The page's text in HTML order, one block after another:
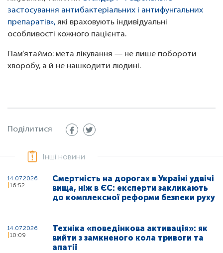
застосування антибактеріальних і антифунгальних
препаратів», які враховують індивідуальні
особливості кожного пацієнта.
Пам’ятаймо: мета лікування — не лише побороти
хворобу, а й не нашкодити людині.
Поділитися
Інші новини
14.07.2026
16:52
Смертність на дорогах в Україні удвічі
вища, ніж в ЄС: експерти закликають
до комплексної реформи безпеки руху
14.07.2026
10:09
Техніка «поведінкова активація»: як
вийти з замкненого кола тривоги та
апатії